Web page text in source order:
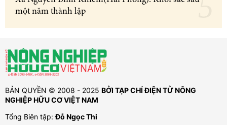
một năm thành lập
BẢN QUYỀN © 2008 - 2025 BỞI TẠP CHÍ ĐIỆN TỬ NÔNG
NGHIỆP HỮU CƠ VIỆT NAM
Tổng Biên tập:Đỗ Ngọc Thi